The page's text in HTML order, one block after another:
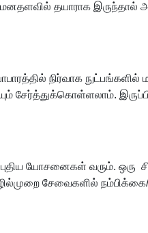
தயாராக இருந்தால்
நிர்வாக நுட்பங்களில்
சேர்த்துக்கொள்ளலாம்.
யோசனைகள் வரும்.
சேவைகளில்